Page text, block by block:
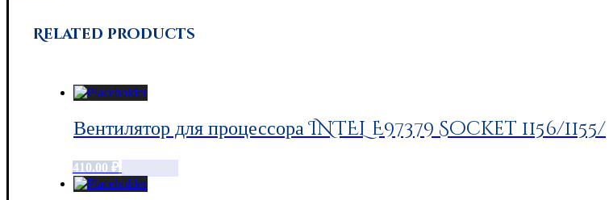
Related products
Вентилятор для процессора INTEL E97379 Socket 1156/1155/
410.00 ₽